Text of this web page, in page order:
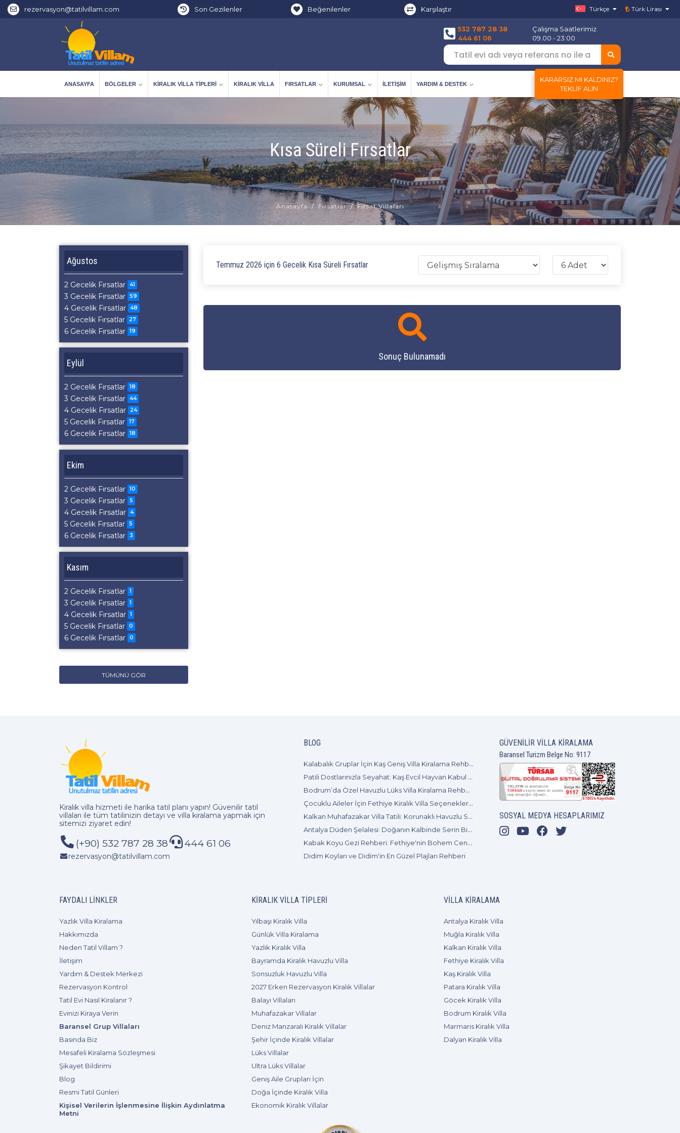
rezervasyon@tatilvillam.com Son Gezilenler Beğenilenler Karşılaştır Türkçe Türk Lirası
532 787 28 38
444 61 06
Çalışma Saatlerimiz
09.00 - 23:00
ANASAYFA BÖLGELER KIRALIK VILLA TIPLERI KIRALIK VILLA FIRSATLAR KURUMSAL İLETIŞIM YARDIM & DESTEK
KARARSIZ MI KALDINIZ?
TEKLIF ALIN
Kısa Süreli Fırsatlar
Anasayfa Fırsatlar Fırsat Villaları
Ağustos
2 Gecelik Fırsatlar 41
3 Gecelik Fırsatlar 59
4 Gecelik Fırsatlar 48
5 Gecelik Fırsatlar 27
6 Gecelik Fırsatlar 19
Eylül
2 Gecelik Fırsatlar 18
3 Gecelik Fırsatlar 44
4 Gecelik Fırsatlar 24
5 Gecelik Fırsatlar 17
6 Gecelik Fırsatlar 18
Ekim
2 Gecelik Fırsatlar 10
3 Gecelik Fırsatlar 5
4 Gecelik Fırsatlar 4
5 Gecelik Fırsatlar 5
6 Gecelik Fırsatlar 3
Kasım
2 Gecelik Fırsatlar 1
3 Gecelik Fırsatlar 1
4 Gecelik Fırsatlar 1
5 Gecelik Fırsatlar 0
6 Gecelik Fırsatlar 0
TÜMÜNÜ GÖR
Temmuz 2026 için 6 Gecelik Kısa Süreli Fırsatlar
Sonuç Bulunamadı
Kiralık villa hizmeti ile harika tatil planı yapın! Güvenilir tatil
villaları ile tüm tatilinizin detayı ve villa kiralama yapmak için
sitemizi ziyaret edin!
(+90) 532 787 28 38 444 61 06
rezervasyon@tatilvillam.com
BLOG
Kalabalık Gruplar İçin Kaş Geniş Villa Kiralama Rehberi ve Bütçe Planlaması
Patili Dostlarınızla Seyahat: Kaş Evcil Hayvan Kabul Eden Villalar ve Plaj Rehberi
Bodrum’da Özel Havuzlu Lüks Villa Kiralama Rehberi ve VIP Hizmet Seçenekleri
Çocuklu Aileler İçin Fethiye Kiralık Villa Seçenekleri ve Güvenli Tatil Önerileri
Kalkan Muhafazakar Villa Tatili: Korunaklı Havuzlu Seçenekler ve Bölge Rehberi
Antalya Düden Şelalesi: Doğanın Kalbinde Serin Bir Mola
Kabak Koyu Gezi Rehberi: Fethiye'nin Bohem Cenneti
Didim Koyları ve Didim'in En Güzel Plajları Rehberi
GÜVENILIR VILLA KIRALAMA
Baransel Turizm Belge No: 9117
SOSYAL MEDYA HESAPLARIMIZ
FAYDALI LINKLER
Yazlık Villa Kiralama
Hakkımızda
Neden Tatil Villam ?
İletişim
Yardım & Destek Merkezi
Rezervasyon Kontrol
Tatil Evi Nasıl Kiralanır ?
Evinizi Kiraya Verin
Baransel Grup Villaları
Basında Biz
Mesafeli Kiralama Sözleşmesi
Şikayet Bildirimi
Blog
Resmi Tatil Günleri
Kişisel Verilerin İşlenmesine İlişkin Aydınlatma
Metni
KIRALIK VILLA TIPLERI
Yılbaşı Kiralık Villa
Günlük Villa Kiralama
Yazlık Kiralık Villa
Bayramda Kiralık Havuzlu Villa
Sonsuzluk Havuzlu Villa
2027 Erken Rezervasyon Kiralık Villalar
Balayı Villaları
Muhafazakar Villalar
Deniz Manzaralı Kiralık Villalar
Şehir İçinde Kiralık Villalar
Lüks Villalar
Ultra Lüks Villalar
Geniş Aile Grupları İçin
Doğa İçinde Kiralık Villa
Ekonomik Kiralık Villalar
VILLA KIRALAMA
Antalya Kiralık Villa
Muğla Kiralık Villa
Kalkan Kiralık Villa
Fethiye Kiralık Villa
Kaş Kiralık Villa
Patara Kiralık Villa
Göcek Kiralık Villa
Bodrum Kiralık Villa
Marmaris Kiralık Villa
Dalyan Kiralık Villa